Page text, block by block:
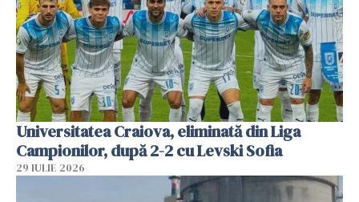
Universitatea Craiova, eliminată din Liga
Campionilor, după 2-2 cu Levski Sofia
29 IULIE 2026